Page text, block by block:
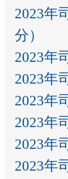
2023年司法考试厚‮客大‬观考前客‮集观‬结
分）
2023年
2023年
2023年
2023年
2023年